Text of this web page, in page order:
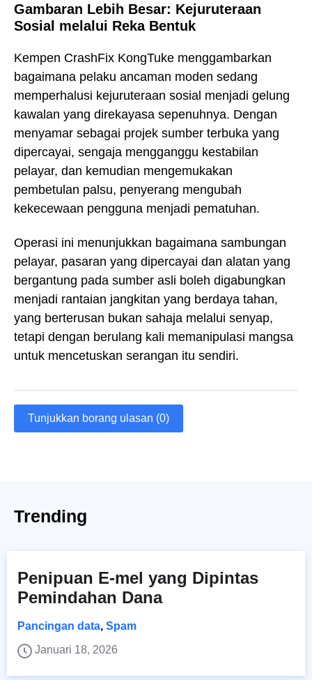
Gambaran Lebih Besar: Kejuruteraan
Sosial melalui Reka Bentuk
Kempen CrashFix KongTuke menggambarkan
bagaimana pelaku ancaman moden sedang
memperhalusi kejuruteraan sosial menjadi gelung
kawalan yang direkayasa sepenuhnya. Dengan
menyamar sebagai projek sumber terbuka yang
dipercayai, sengaja mengganggu kestabilan
pelayar, dan kemudian mengemukakan
pembetulan palsu, penyerang mengubah
kekecewaan pengguna menjadi pematuhan.
Operasi ini menunjukkan bagaimana sambungan
pelayar, pasaran yang dipercayai dan alatan yang
bergantung pada sumber asli boleh digabungkan
menjadi rantaian jangkitan yang berdaya tahan,
yang berterusan bukan sahaja melalui senyap,
tetapi dengan berulang kali memanipulasi mangsa
untuk mencetuskan serangan itu sendiri.
Tunjukkan borang ulasan (0)
Trending
Penipuan E-mel yang Dipintas
Pemindahan Dana
Pancingan data, Spam
Januari 18, 2026